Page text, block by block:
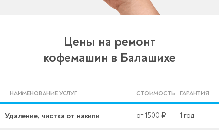
Цены на ремонт
кофемашин в Балашихе
НАИМЕНОВАНИЕ УСЛУГ СТОИМОСТЬ ГАРАНТИЯ
Удаление, чистка от накипи от 1500 ₽ 1 год